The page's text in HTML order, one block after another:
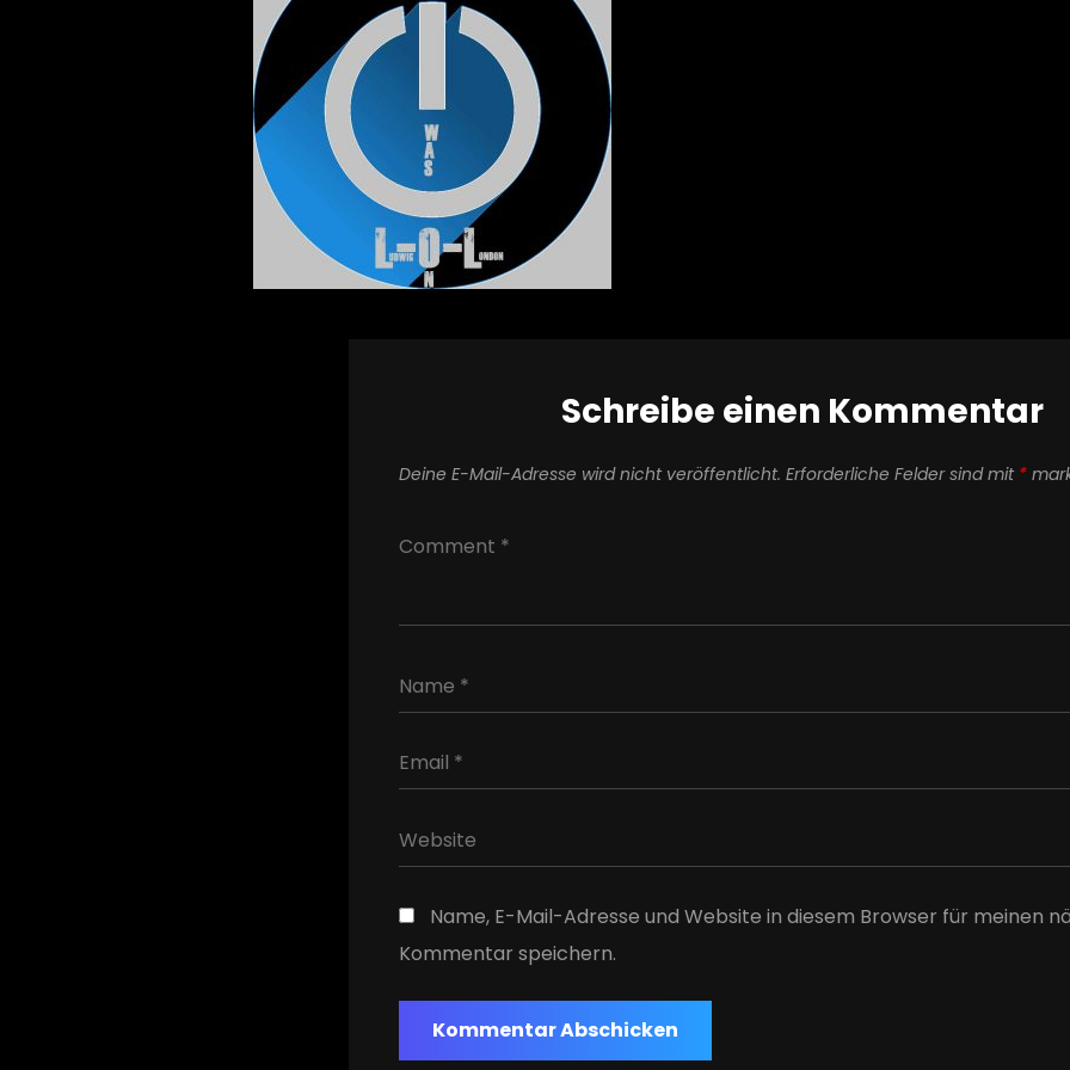
Schreibe einen Kommentar
Deine E-Mail-Adresse wird nicht veröffentlicht. Erforderliche Felder sind mit *
Name, E-Mail-Adresse und Website in diesem Browser für meinen
Kommentar speichern.